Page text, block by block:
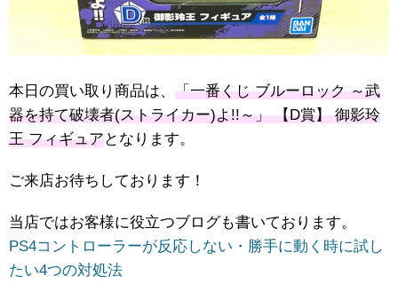
本日の買い取り商品は、 「一番くじ ブルーロック ～武
器を持て破壊者(ストライカー)よ!!～」 【D賞】 御影玲
王 フィギュアとなります。
ご来店お待ちしております！
当店ではお客様に役立つブログも書いております。
PS4コントローラーが反応しない・勝手に動く時に試し
たい4つの対処法